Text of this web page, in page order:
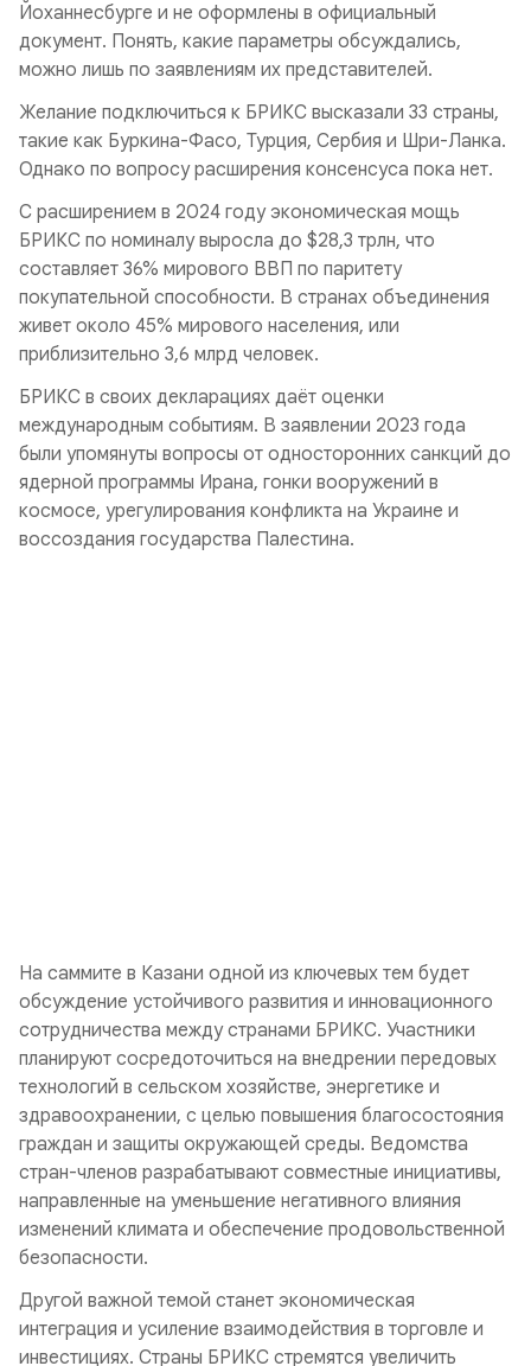
Йоханнесбурге и не оформлены в официальный
документ. Понять, какие параметры обсуждались,
можно лишь по заявлениям их представителей.
Желание подключиться к БРИКС высказали 33 страны,
такие как Буркина-Фасо, Турция, Сербия и Шри-Ланка.
Однако по вопросу расширения консенсуса пока нет.
С расширением в 2024 году экономическая мощь
БРИКС по номиналу выросла до $28,3 трлн, что
составляет 36% мирового ВВП по паритету
покупательной способности. В странах объединения
живет около 45% мирового населения, или
приблизительно 3,6 млрд человек.
БРИКС в своих декларациях даёт оценки
международным событиям. В заявлении 2023 года
были упомянуты вопросы от односторонних санкций до
ядерной программы Ирана, гонки вооружений в
космосе, урегулирования конфликта на Украине и
воссоздания государства Палестина.
На саммите в Казани одной из ключевых тем будет
обсуждение устойчивого развития и инновационного
сотрудничества между странами БРИКС. Участники
планируют сосредоточиться на внедрении передовых
технологий в сельском хозяйстве, энергетике и
здравоохранении, с целью повышения благосостояния
граждан и защиты окружающей среды. Ведомства
стран-членов разрабатывают совместные инициативы,
направленные на уменьшение негативного влияния
изменений климата и обеспечение продовольственной
безопасности.
Другой важной темой станет экономическая
интеграция и усиление взаимодействия в торговле и
инвестициях. Страны БРИКС стремятся увеличить